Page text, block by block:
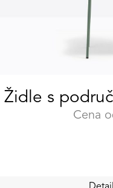
Židle s
Cena